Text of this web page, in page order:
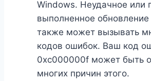
Windows. Неудачное или
выполненное
также может вызывать
кодов ошибок. Ваш код
0xc000000f может быть
многих причин этого.